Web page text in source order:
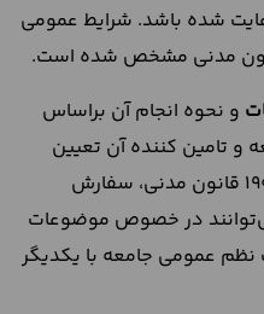
شده باشد. شرایط عمومی
و نحوه انجام آن براساس
تامین کننده آن تعیین
می‌شود اما مطابق با ماده 10 و 190 قانون مدنی، سفارش
در خصوص موضوعات
نظم عمومی جامعه با یکدیگر